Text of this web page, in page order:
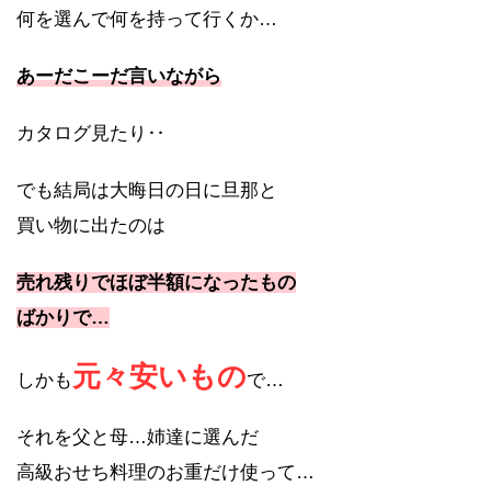
何を選んで何を持って行くか…
あーだこーだ言いながら
カタログ見たり‥
でも結局は大晦日の日に旦那と
買い物に出たのは
売れ残りでほぼ半額になったもの
ばかりで…
しかも元々安いもので…
それを父と母…姉達に選んだ
高級おせち料理のお重だけ使って…